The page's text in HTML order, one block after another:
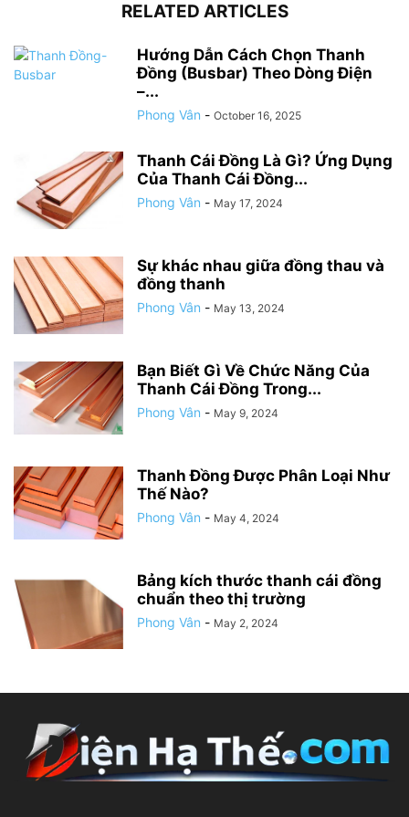
RELATED ARTICLES
Hướng Dẫn Cách Chọn Thanh
Đồng (Busbar) Theo Dòng Điện
–...
Phong Vân - October 16, 2025
Thanh Cái Đồng Là Gì? Ứng Dụng
Của Thanh Cái Đồng...
Phong Vân - May 17, 2024
Sự khác nhau giữa đồng thau và
đồng thanh
Phong Vân - May 13, 2024
Bạn Biết Gì Về Chức Năng Của
Thanh Cái Đồng Trong...
Phong Vân - May 9, 2024
Thanh Đồng Được Phân Loại Như
Thế Nào?
Phong Vân - May 4, 2024
Bảng kích thước thanh cái đồng
chuẩn theo thị trường
Phong Vân - May 2, 2024